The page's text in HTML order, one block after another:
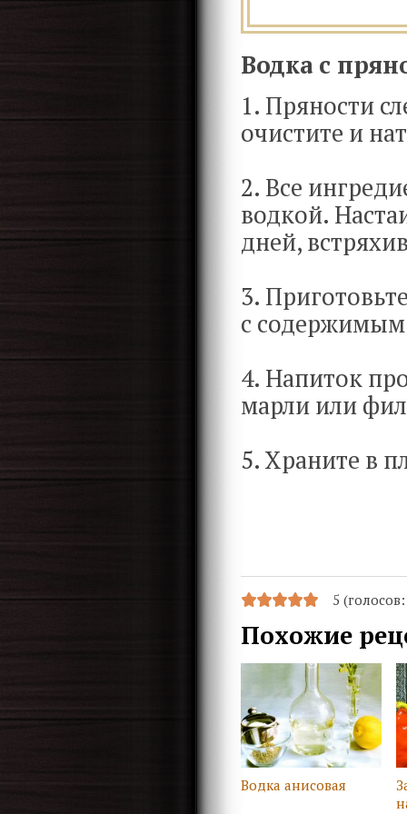
Водка с
1. Пряности
очистите и
2. Все
водкой.
дней,
3.
с
4. Напиток
марли или
5. Храните в
5
Похожие
Водка анисовая